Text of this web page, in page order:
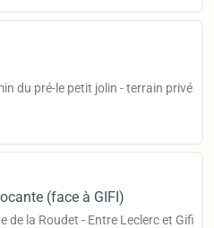
du pré-le petit jolin - terrain privé
(face à GIFI)
de la Roudet - Entre Leclerc et Gifi